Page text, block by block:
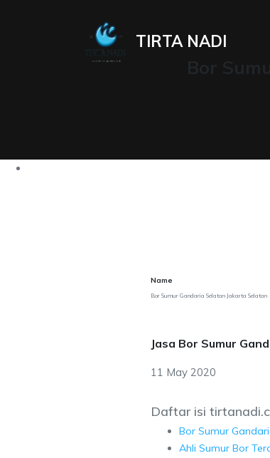
TIRTA NADI
Name
Bor Sumur Gandaria Selatan Jakarta Selatan
Jasa Bor Sumur
11 May 2020
Daftar isi
Bor Sumur
Ahli Sumur Bor